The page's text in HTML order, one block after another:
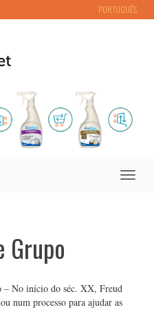
PORTUGUÊS
Toggle
Grupo
– No início do séc. XX, Freud
num processo para ajudar as